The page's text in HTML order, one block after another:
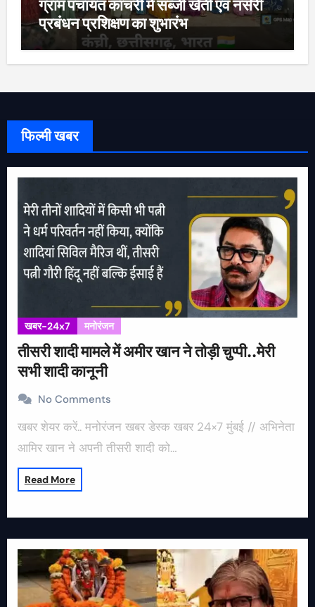
ग्राम पंचायत कांचरी में सब्जी खेती एवं नर्सरी
प्रबंधन प्रशिक्षण का शुभारंभ
फिल्मी खबर
खबर-24x7 मनोरंजन
तीसरी शादी मामले में अमीर खान ने तोड़ी चुप्पी..मेरी
सभी शादी कानूनी
No Comments
खबर शेयर करें.. मनोरंजन खबर डेस्क खबर 24×7 मुंबई // अभिनेता
आमिर खान ने अपनी तीसरी शादी को…
Read More